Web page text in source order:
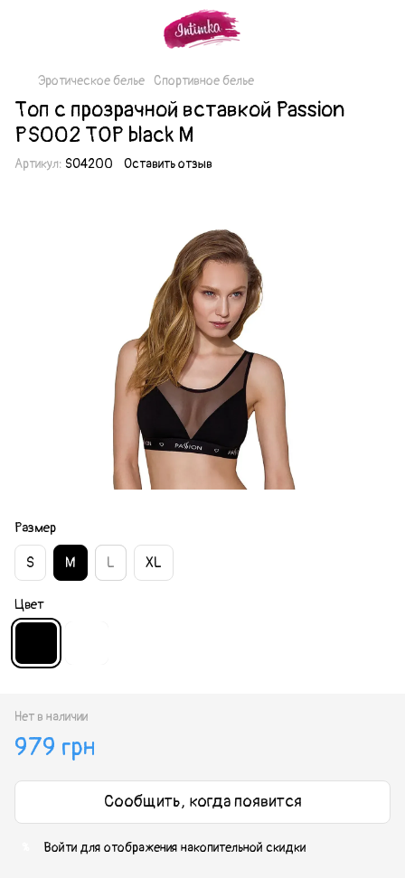
Эротическое белье Спортивное белье
Топ с прозрачной вставкой Passion
PS002 TOP black M
Артикул: SO4200 Оставить отзыв
Размер
S M L XL
Цвет
Нет в наличии
979 грн
Сообщить, когда появится
Войти для отображения накопительной скидки